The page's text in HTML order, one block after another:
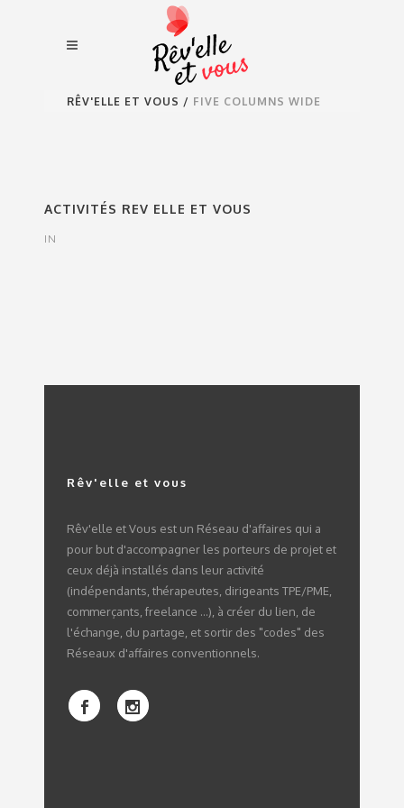
RÊV'ELLE ET VOUS / FIVE COLUMNS WIDE
ACTIVITÉS REV ELLE ET VOUS
IN
Rêv'elle et vous
Rêv'elle et Vous est un Réseau d'affaires qui a
pour but d'accompagner les porteurs de projet et
ceux déjà installés dans leur activité
(indépendants, thérapeutes, dirigeants TPE/PME,
commerçants, freelance ...), à créer du lien, de
l'échange, du partage, et sortir des "codes" des
Réseaux d'affaires conventionnels.